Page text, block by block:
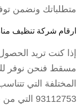
متطلباتك ونضمن
ارقام شركة تنظيف
إذا كنت تريد
مسقط فنحن نوفر
المختلفة التي
93112753